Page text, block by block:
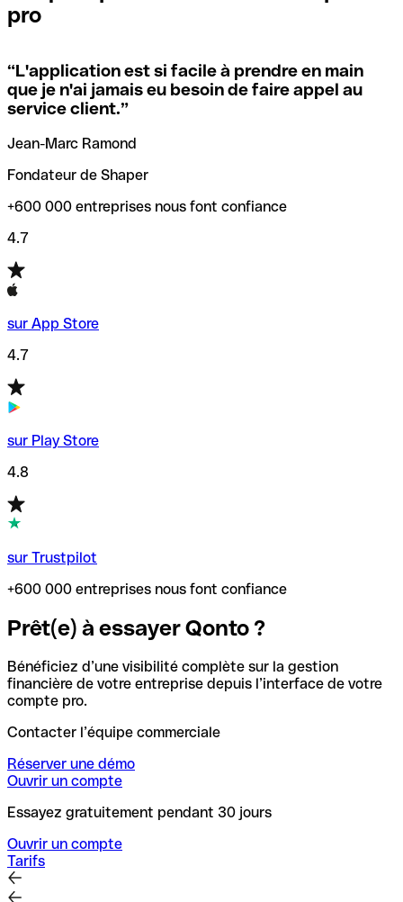
locales.
Si vous n'êtes pas sûr du code SWIFT que vous devriez
utiliser, nous avons développé un outil de recherche de
codes SWIFT par nom de banque.
vérification/recherche de codes SWIFT. Ainsi, vous pouvez
trouver et vérifier vos codes SWIFT avant de réaliser vos
transferts d’argent.
pro
“L'application est si facile à prendre en main
que je n'ai jamais eu besoin de faire appel au
service client.”
Jean-Marc Ramond
Fondateur de Shaper
+600 000 entreprises nous font confiance
4.7
sur App Store
4.7
sur Play Store
4.8
sur Trustpilot
+600 000 entreprises nous font confiance
Prêt(e) à essayer Qonto ?
Bénéficiez d’une visibilité complète sur la gestion
financière de votre entreprise depuis l’interface de votre
compte pro.
Contacter l’équipe commerciale
Réserver une démo
Ouvrir un compte
Essayez gratuitement pendant 30 jours
Ouvrir un compte
Tarifs